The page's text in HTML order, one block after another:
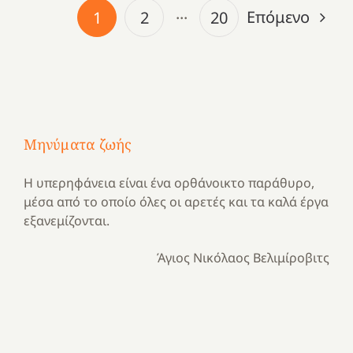
1 2 ··· 20 Επόμενο
Μηνύματα ζωής
Η υπερηφάνεια είναι ένα ορθάνοικτο παράθυρο,
μέσα από το οποίο όλες οι αρετές και τα καλά έργα
εξανεμίζονται.
Άγιος Νικόλαος Βελιμίροβιτς